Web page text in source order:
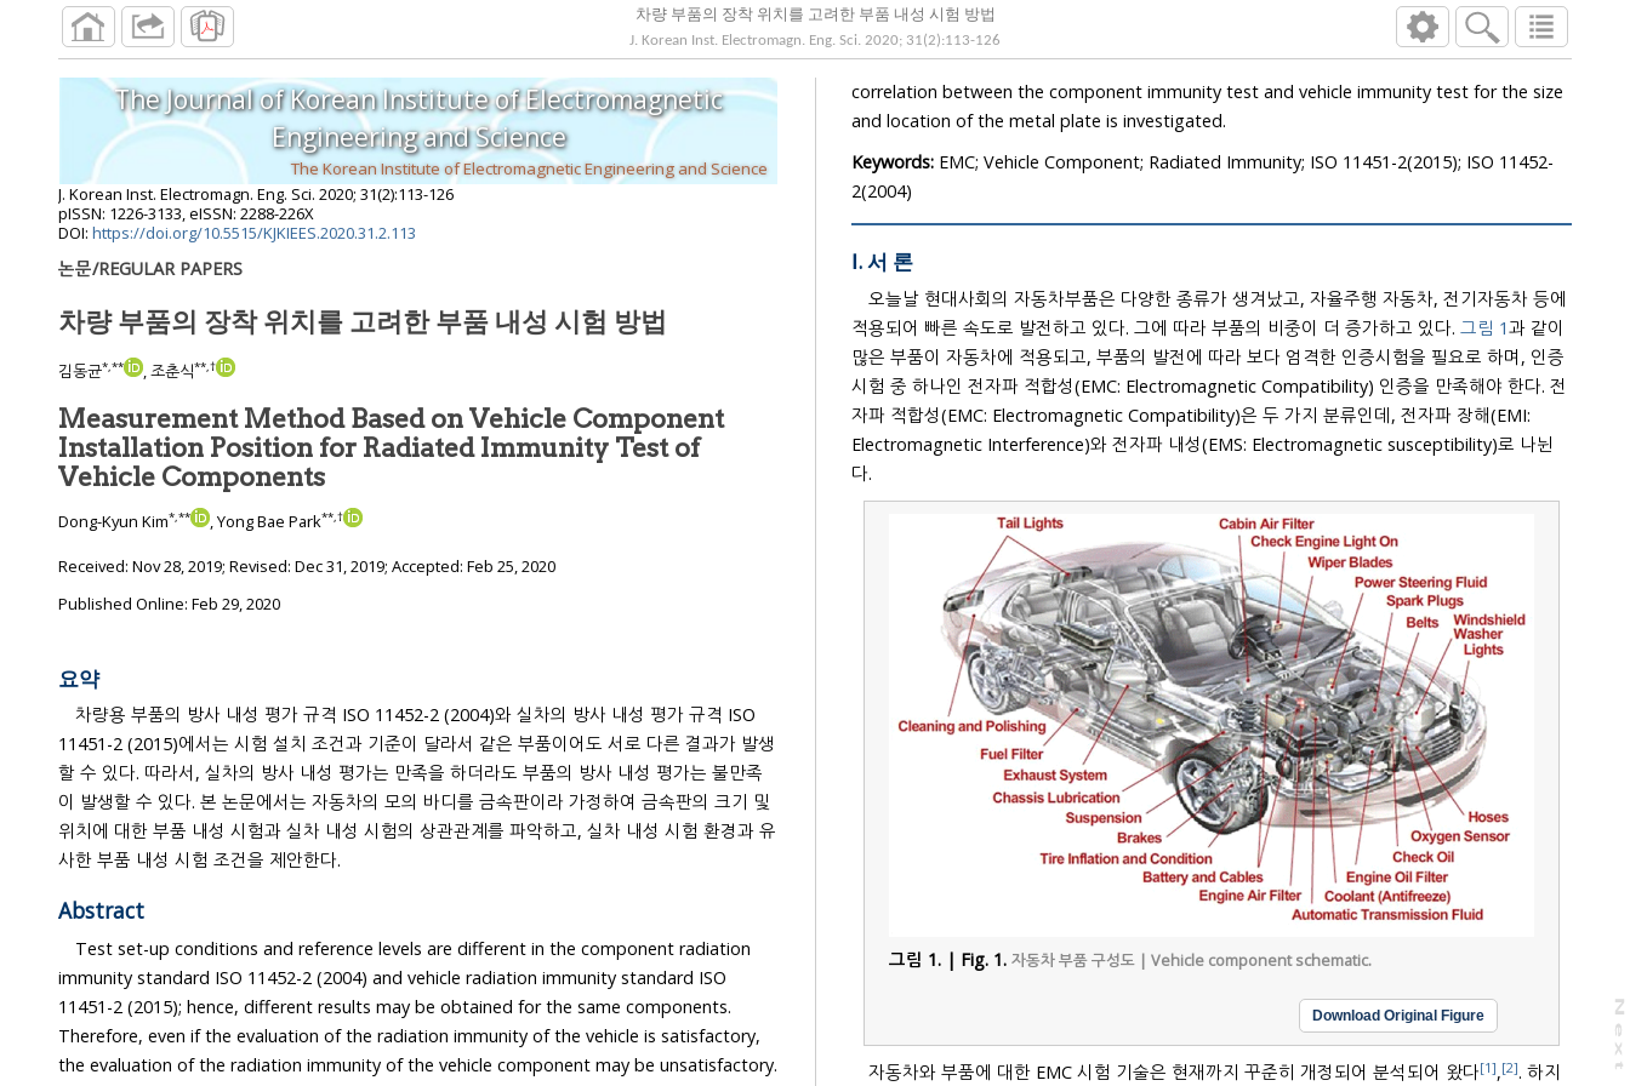
차량 부품의 장착 위치를 고려한 부품 내성 시험 방법
J. Korean Inst. Electromagn. Eng. Sci. 2020; 31(2):113-126
N
e
x
t
a
g
The Journal of Korean Institute of Electromagnetic
Engineering and Science
The Korean Institute of Electromagnetic Engineering and Science
J. Korean Inst. Electromagn. Eng. Sci. 2020; 31(2):113-126
pISSN: 1226-3133, eISSN: 2288-226X
DOI: https://doi.org/10.5515/KJKIEES.2020.31.2.113
논문/REGULAR PAPERS
차량 부품의 장착 위치를 고려한 부품 내성 시험 방법
김동균*,** , 조춘식**,†
Measurement Method Based on Vehicle Component
Installation Position for Radiated Immunity Test of
Vehicle Components
Dong-Kyun Kim*,** , Yong Bae Park**,†
Received: Nov 28, 2019; Revised: Dec 31, 2019; Accepted: Feb 25, 2020
Published Online: Feb 29, 2020
요약
차량용 부품의 방사 내성 평가 규격 ISO 11452-2 (2004)와 실차의 방사 내성 평가 규격 ISO
11451-2 (2015)에서는 시험 설치 조건과 기준이 달라서 같은 부품이어도 서로 다른 결과가 발생
할 수 있다. 따라서, 실차의 방사 내성 평가는 만족을 하더라도 부품의 방사 내성 평가는 불만족
이 발생할 수 있다. 본 논문에서는 자동차의 모의 바디를 금속판이라 가정하여 금속판의 크기 및
위치에 대한 부품 내성 시험과 실차 내성 시험의 상관관계를 파악하고, 실차 내성 시험 환경과 유
사한 부품 내성 시험 조건을 제안한다.
Abstract
Test set-up conditions and reference levels are different in the component radiation
immunity standard ISO 11452-2 (2004) and vehicle radiation immunity standard ISO
11451-2 (2015); hence, different results may be obtained for the same components.
Therefore, even if the evaluation of the radiation immunity of the vehicle is satisfactory,
the evaluation of the radiation immunity of the vehicle component may be unsatisfactory.
correlation between the component immunity test and vehicle immunity test for the size
and location of the metal plate is investigated.
Keywords: EMC; Vehicle Component; Radiated Immunity; ISO 11451-2(2015); ISO 11452-
2(2004)
Ⅰ. 서 론
오늘날 현대사회의 자동차부품은 다양한 종류가 생겨났고, 자율주행 자동차, 전기자동차 등에
적용되어 빠른 속도로 발전하고 있다. 그에 따라 부품의 비중이 더 증가하고 있다. 그림 1과 같이
많은 부품이 자동차에 적용되고, 부품의 발전에 따라 보다 엄격한 인증시험을 필요로 하며, 인증
시험 중 하나인 전자파 적합성(EMC: Electromagnetic Compatibility) 인증을 만족해야 한다. 전
자파 적합성(EMC: Electromagnetic Compatibility)은 두 가지 분류인데, 전자파 장해(EMI:
Electromagnetic Interference)와 전자파 내성(EMS: Electromagnetic susceptibility)로 나뉜
다.
그림 1. | Fig. 1. 자동차 부품 구성도 | Vehicle component schematic.
Download Original Figure
자동차와 부품에 대한 EMC 시험 기술은 현재까지 꾸준히 개정되어 분석되어 왔다[1],[2]. 하지